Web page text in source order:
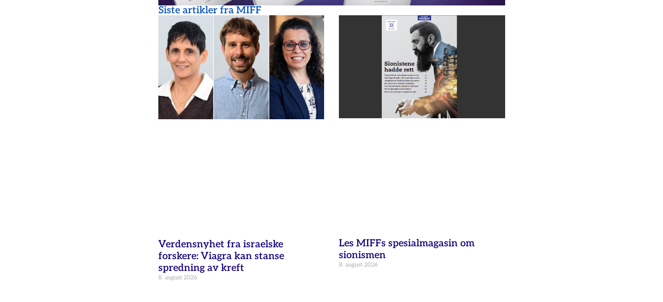
Siste artikler fra MIFF
Verdensnyhet fra israelske
forskere: Viagra kan stanse
spredning av kreft
8. august 2026
Les MIFFs spesialmagasin om
sionismen
8. august 2026